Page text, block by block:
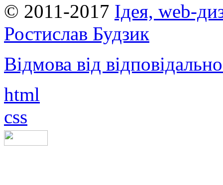
© 2011-2017 Ідея, web-
Ростислав Будзик
Відмова від
html
css